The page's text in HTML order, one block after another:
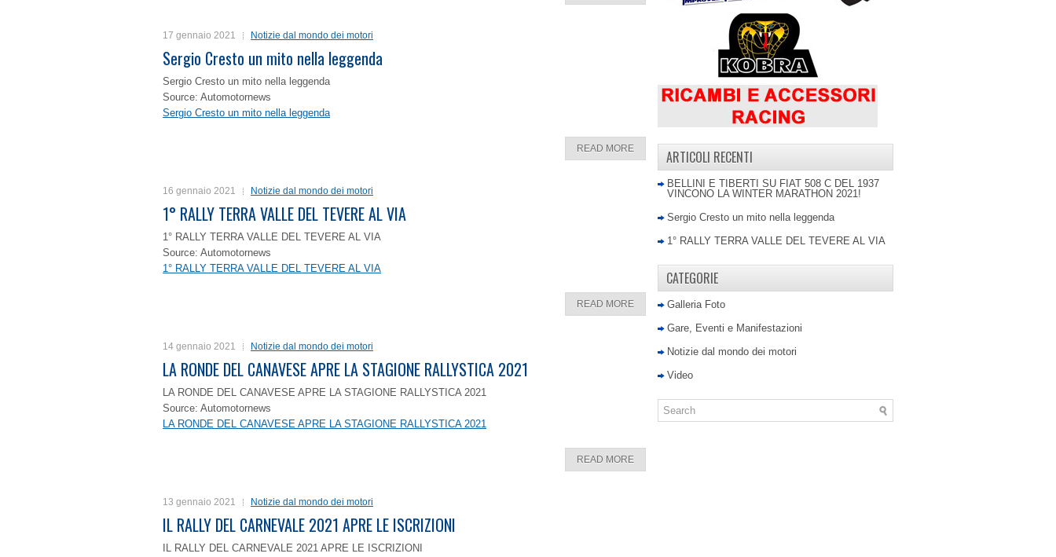
17 gennaio 2021 Notizie dal mondo dei motori
Sergio Cresto un mito nella leggenda
Sergio Cresto un mito nella leggenda
Source: Automotornews
Sergio Cresto un mito nella leggenda
READ MORE
16 gennaio 2021 Notizie dal mondo dei motori
1° RALLY TERRA VALLE DEL TEVERE AL VIA
1° RALLY TERRA VALLE DEL TEVERE AL VIA
Source: Automotornews
1° RALLY TERRA VALLE DEL TEVERE AL VIA
READ MORE
14 gennaio 2021 Notizie dal mondo dei motori
LA RONDE DEL CANAVESE APRE LA STAGIONE RALLYSTICA 2021
LA RONDE DEL CANAVESE APRE LA STAGIONE RALLYSTICA 2021
Source: Automotornews
LA RONDE DEL CANAVESE APRE LA STAGIONE RALLYSTICA 2021
READ MORE
13 gennaio 2021 Notizie dal mondo dei motori
IL RALLY DEL CARNEVALE 2021 APRE LE ISCRIZIONI
IL RALLY DEL CARNEVALE 2021 APRE LE ISCRIZIONI
ARTICOLI RECENTI
BELLINI E TIBERTI SU FIAT 508 C DEL 1937
VINCONO LA WINTER MARATHON 2021!
Sergio Cresto un mito nella leggenda
1° RALLY TERRA VALLE DEL TEVERE AL VIA
CATEGORIE
Galleria Foto
Gare, Eventi e Manifestazioni
Notizie dal mondo dei motori
Video